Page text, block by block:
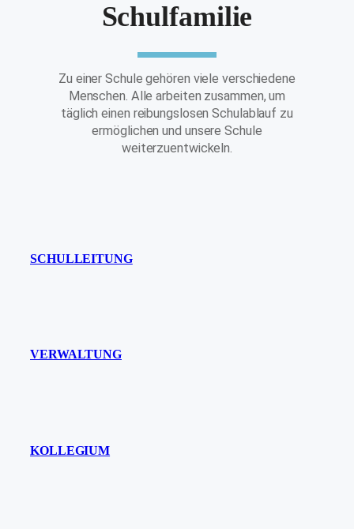
Schulfamilie
Zu einer Schule gehören viele verschiedene
Menschen. Alle arbeiten zusammen, um
täglich einen reibungslosen Schulablauf zu
ermöglichen und unsere Schule
weiterzuentwickeln.
SCHULLEITUNG
VERWALTUNG
KOLLEGIUM